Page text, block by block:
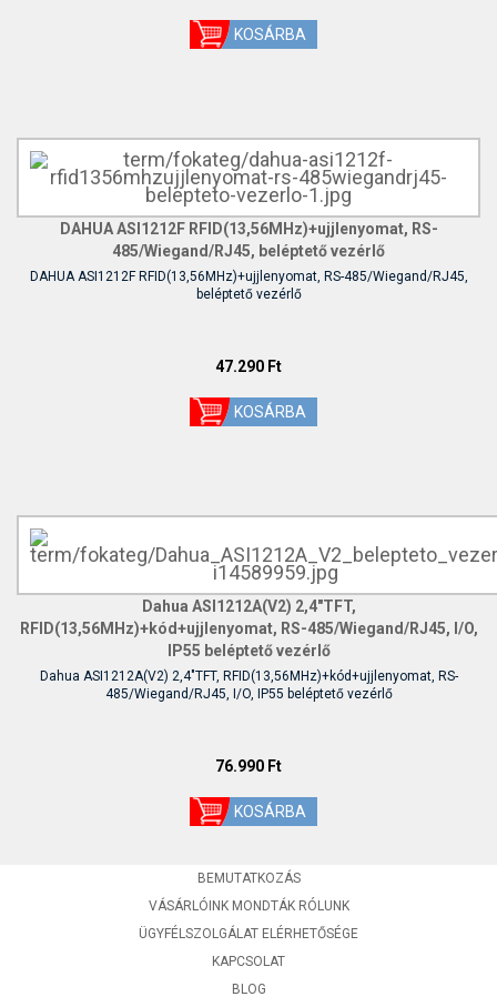
DAHUA ASI1212F RFID(13,56MHz)+ujjlenyomat, RS-
485/Wiegand/RJ45, beléptető vezérlő
DAHUA ASI1212F RFID(13,56MHz)+ujjlenyomat, RS-485/Wiegand/RJ45,
beléptető vezérlő
47.290 Ft
Dahua ASI1212A(V2) 2,4"TFT,
RFID(13,56MHz)+kód+ujjlenyomat, RS-485/Wiegand/RJ45, I/O,
IP55 beléptető vezérlő
Dahua ASI1212A(V2) 2,4"TFT, RFID(13,56MHz)+kód+ujjlenyomat, RS-
485/Wiegand/RJ45, I/O, IP55 beléptető vezérlő
76.990 Ft
BEMUTATKOZÁS
VÁSÁRLÓINK MONDTÁK RÓLUNK
ÜGYFÉLSZOLGÁLAT ELÉRHETŐSÉGE
KAPCSOLAT
BLOG